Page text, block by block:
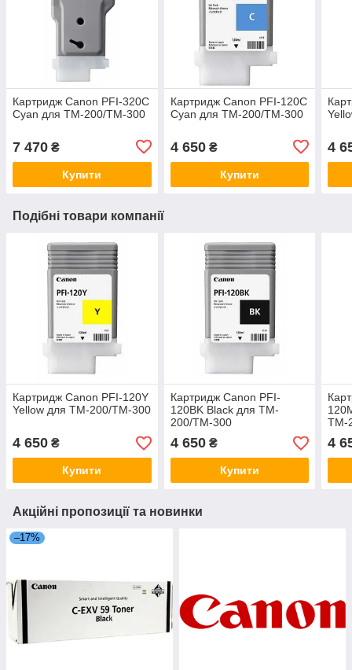
Картридж Canon PFI-320C
Cyan для TM-200/TM-300
7 470 ₴
Купити
Картридж Canon PFI-120C
Cyan для TM-200/TM-300
4 650₴
Купити
4
Подібні товари компанії
Картридж Canon PFI-120Y
Yellow для TM-200/TM-300
4 650 ₴
Купити
Картридж Canon PFI-
120BK Black для TM-
200/TM-300
4 650₴
Купити
TM-
4
Акційні пропозиції та новинки
–17%